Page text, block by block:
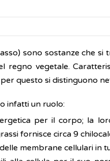
sono sostanze che si
vegetale.
questo si distinguono
infatti un ruolo:
per il corpo; la
fornisce circa 9
membrane cellulari in